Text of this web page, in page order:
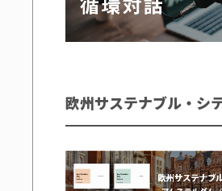
欧州サステナブル・シ